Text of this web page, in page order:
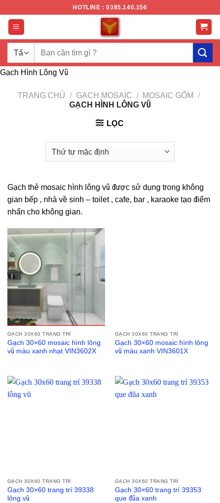
đến
dung
HOTLINE : 0385.140.156
Tìm
kiếm:
Gạch Hình Lông Vũ
TRANG CHỦ / GẠCH MOSAIC / MOSAIC GỐM
/
GẠCH HÌNH LÔNG VŨ
LỌC
Gạch thẻ mosaic hình lông vũ được sử dụng trong không
gian bếp , nhà về sinh – toilet , cafe, bar , karaoke tạo điểm
nhấn cho không gian.
GẠCH 30X60 TRANG TRÍ
Gạch 30×60 mosaic hình lông
vũ màu xanh nhạt VIN3602X
GẠCH 30X60 TRANG TRÍ
Gạch 30×60 mosaic hình lông
vũ màu xanh VIN3601X
GẠCH 30X60 TRANG TRÍ
Gạch 30×60 trang trí 39338
lông vũ
GẠCH 30X60 TRANG TRÍ
Gạch 30×60 trang trí 39353
que đũa xanh